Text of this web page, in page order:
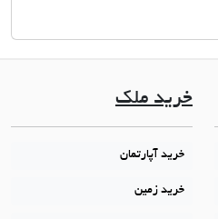
خرید ملک
خرید آپارتمان
خرید زمین